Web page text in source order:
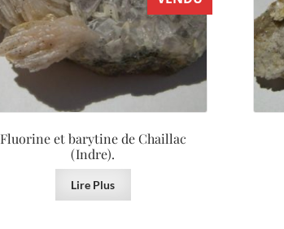
Fluorine et barytine de Chaillac
(Indre).
Lire Plus